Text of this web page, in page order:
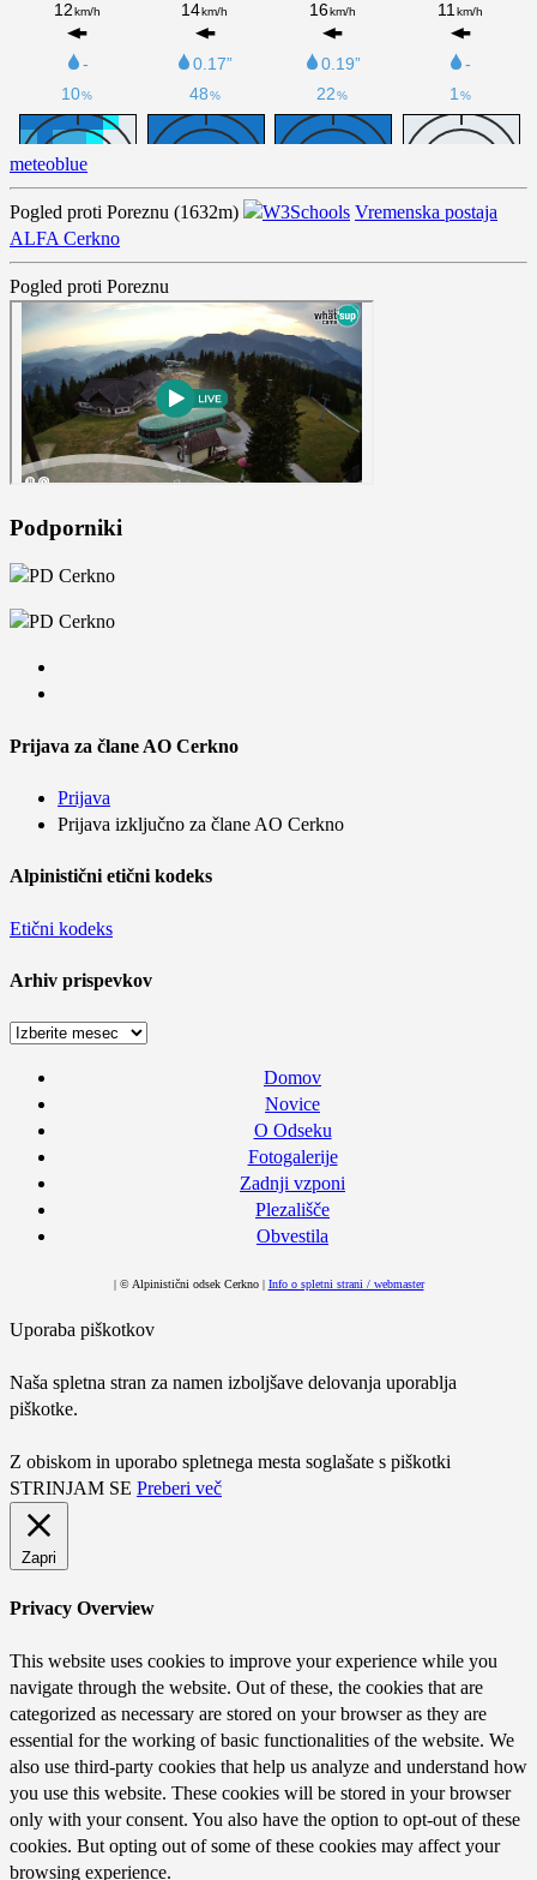
meteoblue
Pogled proti Poreznu (1632m)
Vremenska postaja
ALFA Cerkno
Pogled proti Poreznu
Podporniki
Prijava za člane AO Cerkno
Prijava
Prijava izključno za člane AO Cerkno
Alpinistični etični kodeks
Etični kodeks
Arhiv prispevkov
Arhiv
Domov
Novice
O Odseku
Fotogalerije
Zadnji vzponi
Plezališče
Obvestila
| © Alpinistični odsek Cerkno | Info o spletni strani / webmaster
Uporaba piškotkov
Naša spletna stran za namen izboljšave delovanja uporablja
piškotke.
Z obiskom in uporabo spletnega mesta soglašate s piškotki
STRINJAM SE Preberi več
Zapri
Privacy Overview
This website uses cookies to improve your experience while you
navigate through the website. Out of these, the cookies that are
categorized as necessary are stored on your browser as they are
essential for the working of basic functionalities of the website. We
also use third-party cookies that help us analyze and understand how
you use this website. These cookies will be stored in your browser
only with your consent. You also have the option to opt-out of these
cookies. But opting out of some of these cookies may affect your
browsing experience.